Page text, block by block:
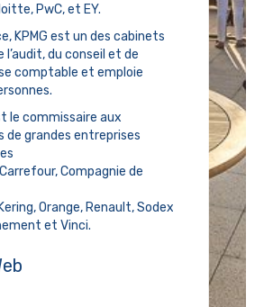
PwC, et EY.
KPMG est un des cabinets
l’audit, du conseil et de
comptable et emploie
le commissaire aux
de grandes entreprises
Compagnie de
Orange, Renault, Sodexo, Total, Veolia
et Vinci.